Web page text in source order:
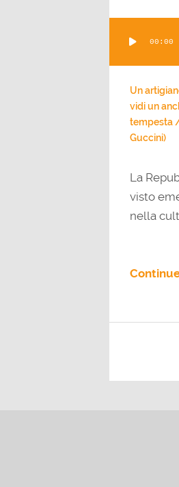
Player
00:00
Un
vidi un
tempesta
Guccini)
La
visto
nella